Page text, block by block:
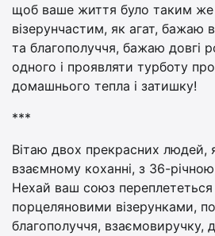
щоб ваше життя було таким же
візерунчастим, як агат, бажаю
та благополуччя, бажаю довгі
одного і проявляти турботу
домашнього тепла і затишку!
***
Вітаю двох прекрасних людей,
взаємному коханні, з 36-
Нехай ваш союз
порцеляновими візерунками,
благополуччя, взаємовиручку,